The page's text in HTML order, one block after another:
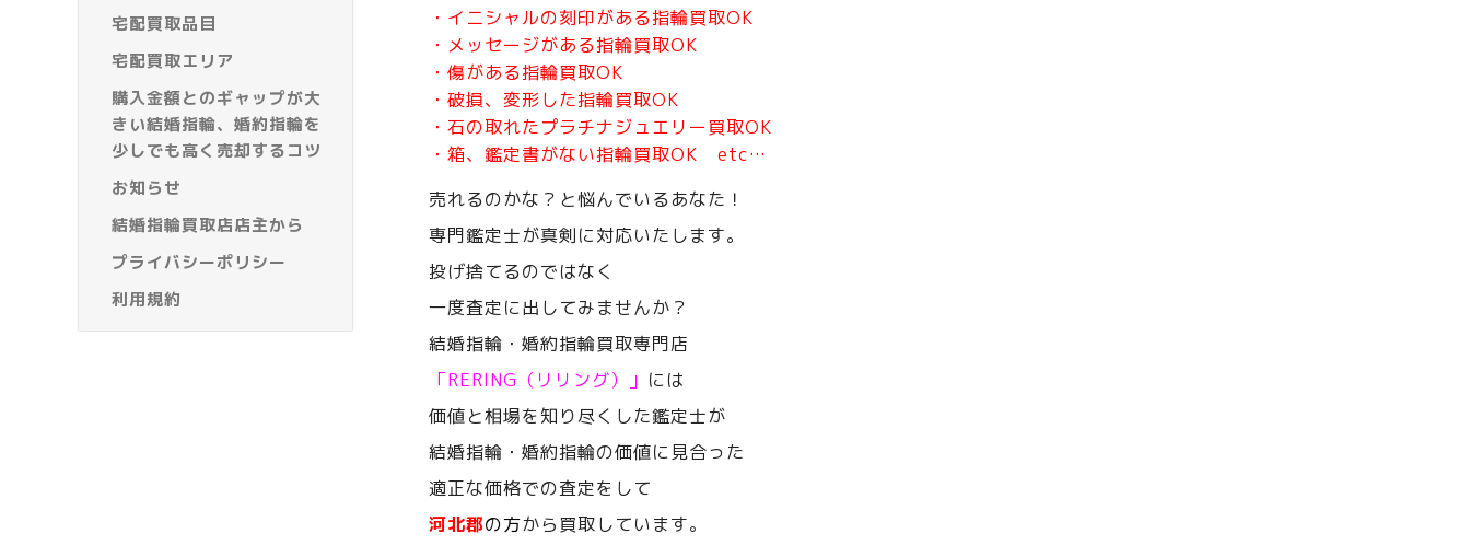
宅配買取品目
宅配買取エリア
購入金額とのギャップが大
きい結婚指輪、婚約指輪を
少しでも高く売却するコツ
お知らせ
結婚指輪買取店店主から
プライバシーポリシー
利用規約
・イニシャルの刻印がある指輪買取OK
・メッセージがある指輪買取OK
・傷がある指輪買取OK
・破損、変形した指輪買取OK
・石の取れたプラチナジュエリー買取OK
・箱、鑑定書がない指輪買取OK etc…
売れるのかな？と悩んでいるあなた！
専門鑑定士が真剣に対応いたします。
投げ捨てるのではなく
一度査定に出してみませんか？
結婚指輪・婚約指輪買取専門店
「RERING（リリング）」 には
価値と相場を知り尽くした鑑定士が
結婚指輪・婚約指輪の価値に見合った
適正な価格での査定をして
河北郡の方から買取しています。